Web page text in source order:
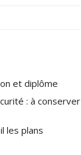
et diplôme
: à conserver
les plans